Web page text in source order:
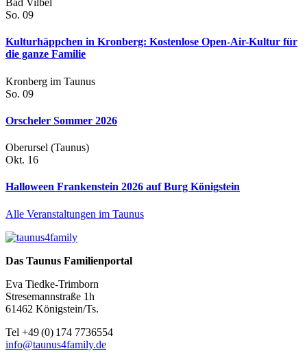
Bad Vilbel
So. 09
Kulturhäppchen in Kronberg: Kostenlose Open-Air-Kultur für
die ganze Familie
Kronberg im Taunus
So. 09
Orscheler Sommer 2026
Oberursel (Taunus)
Okt. 16
Halloween Frankenstein 2026 auf Burg Königstein
Alle Veranstaltungen im Taunus
Das Taunus Familienportal
Eva Tiedke-Trimborn
Stresemannstraße 1h
61462 Königstein/Ts.
Tel +49 (0) 174 7736554
info@taunus4family.de